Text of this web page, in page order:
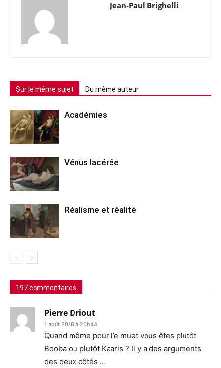
Jean-Paul Brighelli
Sur le même sujet Du même auteur
Académies
Vénus lacérée
Réalisme et réalité
197 commentaires
Pierre Driout
1 août 2018 à 20h44
Quand même pour l’e muet vous êtes plutôt
Booba ou plutôt Kaaris ? Il y a des arguments
des deux côtés …